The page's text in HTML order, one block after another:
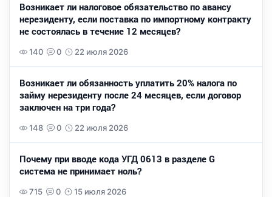
Возникает ли налоговое обязательство по авансу
нерезиденту, если поставка по импортному контракту
не состоялась в течение 12 месяцев?
140 0 22 июля 2026
Возникает ли обязанность уплатить 20% налога по
займу нерезиденту после 24 месяцев, если договор
заключен на три года?
148 0 22 июля 2026
Почему при вводе кода УГД 0613 в разделе G
система не принимает ноль?
715 0 15 июля 2026